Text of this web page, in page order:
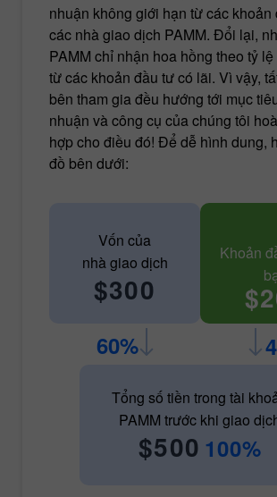
nhuận không giới hạn từ các khoản
các nhà giao dịch PAMM. Đổi lại,
PAMM chỉ nhận hoa hồng theo tỷ
từ các khoản đầu tư có lãi. Vì vậy,
bên tham gia đều hướng tới mục
nhuận và công cụ của chúng tôi
hợp cho điều đó! Để dễ hình dung,
đồ bên dưới:
Khoản
Vốn của
nhà giao dịch
$300
Tổng số tiền trong tài
PAMM trước khi giao
$500 100%
60%